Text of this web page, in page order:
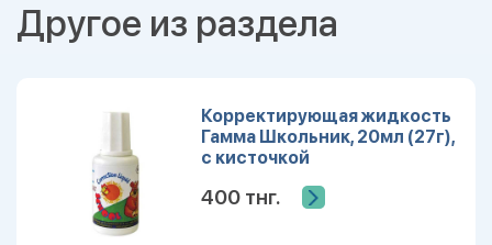
Другое из раздела
Корректирующая жидкость
Гамма Школьник, 20мл (27г),
с кисточкой
400 тнг.